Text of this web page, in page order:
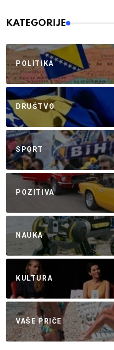
KATEGORIJE
POLITIKA
DRUŠTVO
SPORT
POZITIVA
NAUKA
KULTURA
VAŠE PRIČE